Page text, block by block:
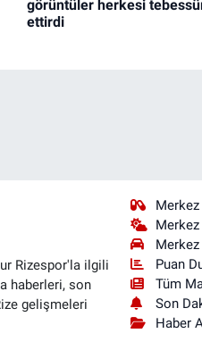
görüntüler herkesi
ettirdi
Rizespor'la ilgili
haberleri, son
gelişmeleri
Puan
Tüm
Son
Haber